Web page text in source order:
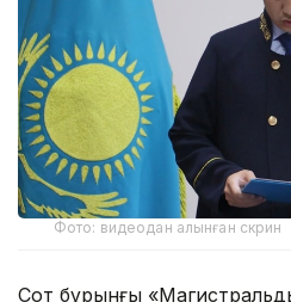
Фото: видеодан алынған скрин
Сот бұрынғы